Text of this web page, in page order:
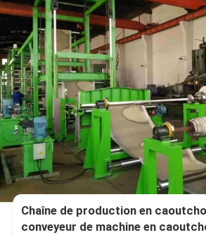
Chaîne de production en
conveyeur de machine en